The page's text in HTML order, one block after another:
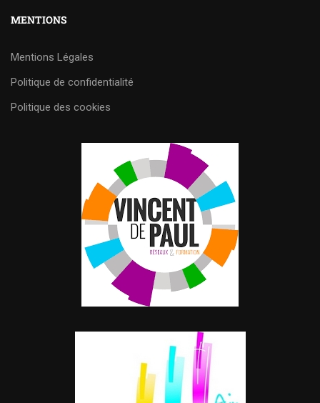
MENTIONS
Mentions Légales
Politique de confidentialité
Politique des cookies